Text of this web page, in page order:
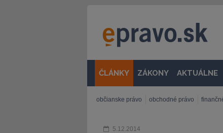
ČLÁNKY ZÁKONY AKTUÁLNE
občianske právo obchodné právo
5.12.2014